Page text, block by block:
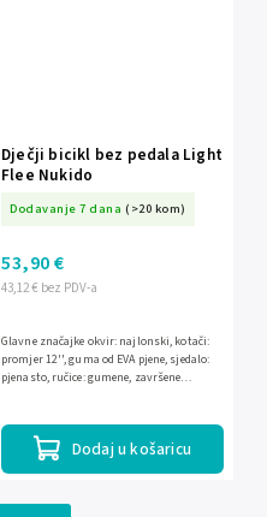
Dječji bicikl bez pedala Light
Flee Nukido
Dodavanje 7 dana (>20 kom)
43,12 € bez PDV-a
53,90 €
Dodaj u košaricu
Glavne značajke okvir: najlonski, kotači:
promjer 12'', guma od EVA pjene, sjedalo:
pjenasto, ručice: gumene, završene